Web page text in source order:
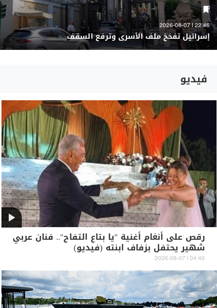
22:46 | 2026-08-07
إسرائيل تفخخ ملف الأسرى وترفع السقف
فيديو
رقص على أنغام أغنية "يا بتاع التفاح".. فنان عربي
شهير يحتفل بزفاف ابنته (فيديو)
04:49 | 2026-08-07